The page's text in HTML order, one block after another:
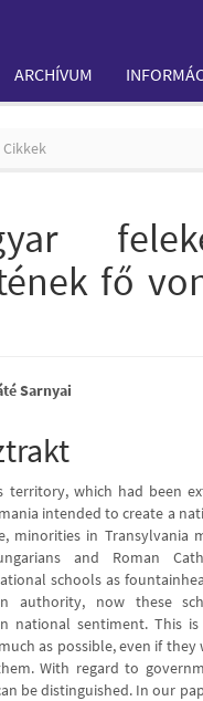
ARCHÍVUM
Cikkek
fő
Sarnyai
territory, which had been
intended to create a
minorities in Transylvania
and Roman
schools as
authority, now these
national sentiment. This
as possible, even if
With regard to
be distinguished. In our